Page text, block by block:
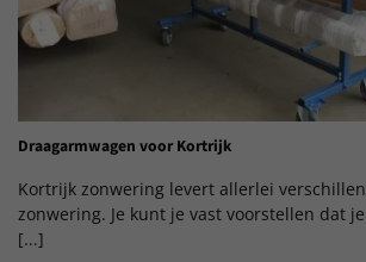
Draagarmwagen voor Kortrijk
Kortrijk zonwering levert allerlei
zonwering. Je kunt je vast voorstellen dat
[...]